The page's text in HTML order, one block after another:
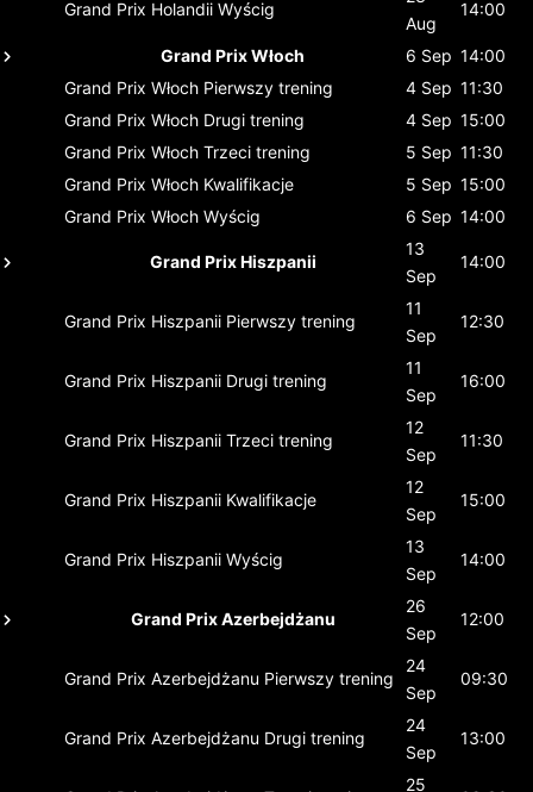
Grand Prix Holandii Wyścig
Aug
14:00
Grand Prix Włoch 6 Sep 14:00
Grand Prix Włoch Pierwszy trening 4 Sep 11:30
Grand Prix Włoch Drugi trening 4 Sep 15:00
Grand Prix Włoch Trzeci trening 5 Sep 11:30
Grand Prix Włoch Kwalifikacje 5 Sep 15:00
Grand Prix Włoch Wyścig 6 Sep 14:00
Grand Prix Hiszpanii
13
Sep
14:00
Grand Prix Hiszpanii Pierwszy trening
11
Sep
12:30
Grand Prix Hiszpanii Drugi trening
11
Sep
16:00
Grand Prix Hiszpanii Trzeci trening
12
Sep
11:30
Grand Prix Hiszpanii Kwalifikacje
12
Sep
15:00
Grand Prix Hiszpanii Wyścig
13
Sep
14:00
Grand Prix Azerbejdżanu
26
Sep
12:00
Grand Prix Azerbejdżanu Pierwszy trening
24
Sep
09:30
Grand Prix Azerbejdżanu Drugi trening
24
Sep
13:00
25